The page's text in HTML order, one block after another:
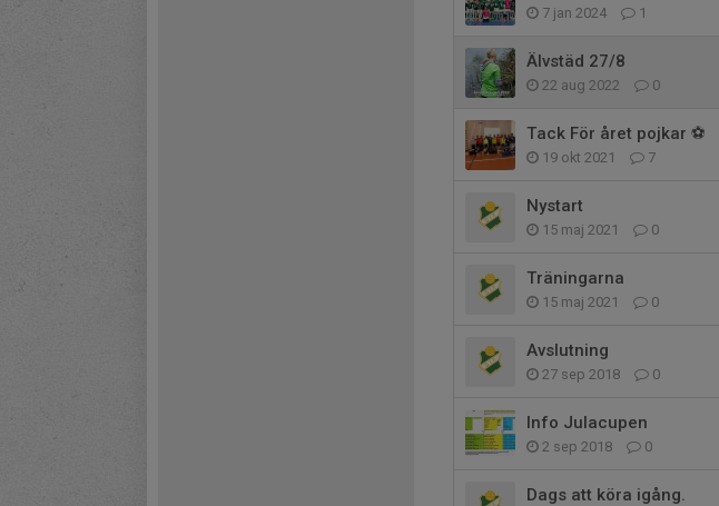
7 jan 2024 1
Älvstäd 27/8
22 aug 2022 0
Tack För året pojkar ⚽️
19 okt 2021 7
Nystart
15 maj 2021 0
Träningarna
15 maj 2021 0
Avslutning
27 sep 2018 0
Info Julacupen
2 sep 2018 0
Dags att köra igång.